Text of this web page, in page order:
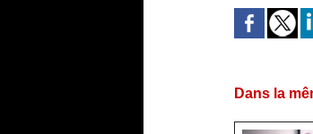
Dans la